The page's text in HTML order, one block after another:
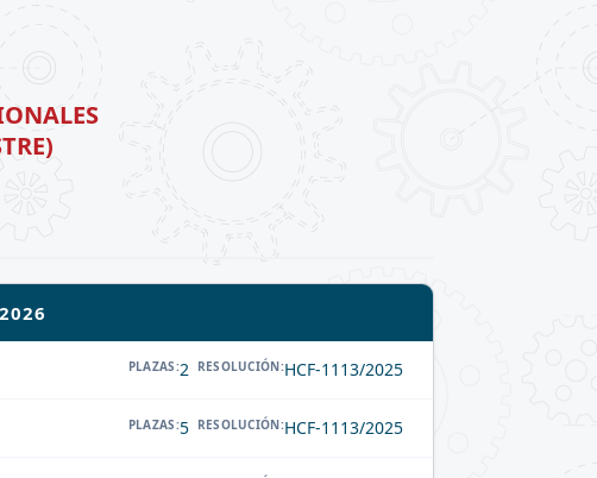
PLAZAS:2 RESOLUCIÓN:HCF-1113/2025
PLAZAS:5 RESOLUCIÓN:HCF-1113/2025